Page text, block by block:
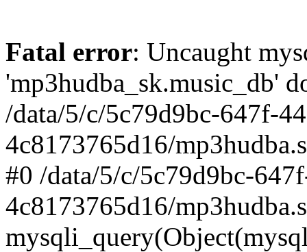
Fatal error: Uncaught
'mp3hudba_sk.music_db'
/data/5/c/5c79d9bc-647f-
4c8173765d16/
#0 /data/5/c/5c79d9bc-
4c8173765d16/